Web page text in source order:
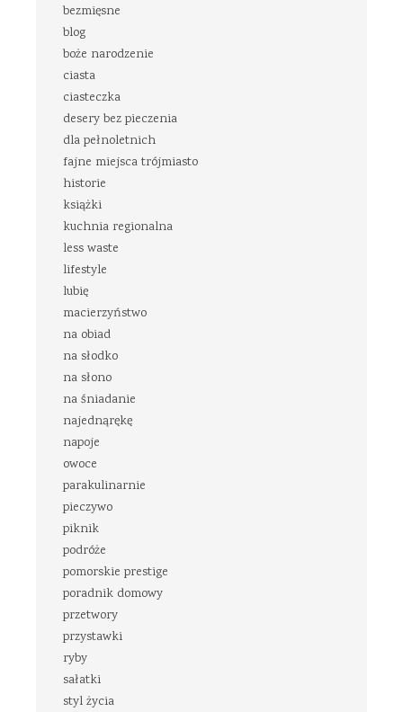
bezmięsne
blog
boże narodzenie
ciasta
ciasteczka
desery bez pieczenia
dla pełnoletnich
fajne miejsca trójmiasto
historie
książki
kuchnia regionalna
less waste
lifestyle
lubię
macierzyństwo
na obiad
na słodko
na słono
na śniadanie
najednąrękę
napoje
owoce
parakulinarnie
pieczywo
piknik
podróże
pomorskie prestige
poradnik domowy
przetwory
przystawki
ryby
sałatki
styl życia